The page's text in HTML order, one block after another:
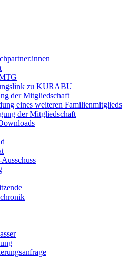
zu KURABU
der Mitgliedschaft
eines weiteren Familienmitglieds
der Mitgliedschaft